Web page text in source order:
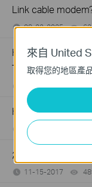
Link cable
08-22-2025
How to log into
TP-Link cable
06-28-2022
How to connect
06-28-2022
怎麼看TP-Link產品
11-15-2017
來自 United
取得您的地區產